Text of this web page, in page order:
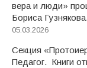
вера и люди»
Бориса
05.03.2026
Секция
Педагог. Книги